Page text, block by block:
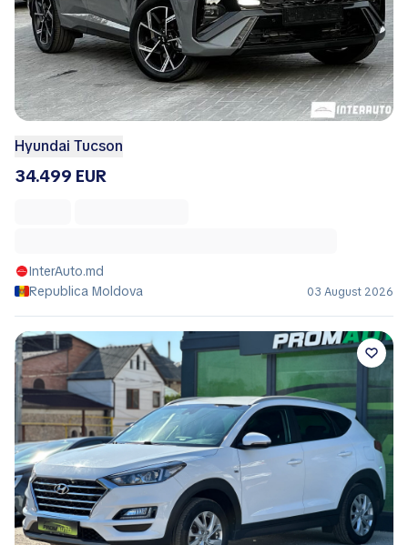
Hyundai Tucson
34.499 EUR
InterAuto.md
Republica Moldova
03 August 2026